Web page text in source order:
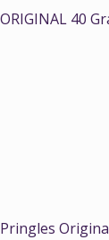
Pringles